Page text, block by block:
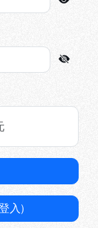
入)